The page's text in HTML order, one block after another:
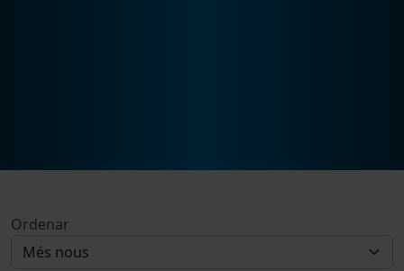
Ordenar